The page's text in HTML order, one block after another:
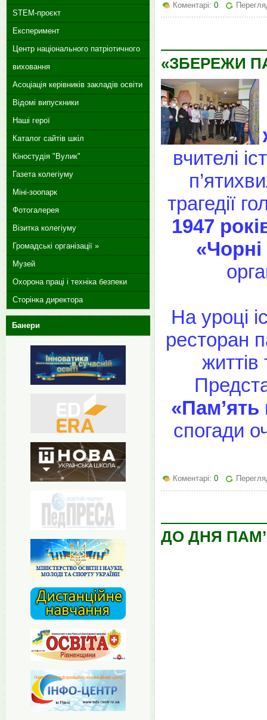
Коментарі: 0
«ЗБЕРЕЖИ
вчителі
трагедії
1947
На уроці
ресторан
життів
«Пам’ять
спогади
Коментарі: 0
ДО ДНЯ
STEM-проєкт
Експеримент
Центр національного патріотичного
виховання
Асоціація керівників закладів освіти
Відомі випускники
Наші герої
Каталог сайтів шкіл
Кіностудія "Вулик"
Газета колегіуму
Міні-зоопарк
Фотогалерея
Візитка колегіуму
Громадські організації »
Музей
Охорона праці і техніка безпеки
Сторінка директора
Банери